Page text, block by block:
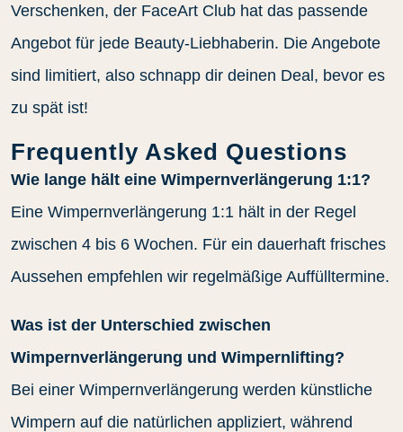
Verschenken, der FaceArt Club hat das passende
Angebot für jede Beauty-Liebhaberin. Die Angebote
sind limitiert, also schnapp dir deinen Deal, bevor es
zu spät ist!
Frequently Asked Questions
Wie lange hält eine Wimpernverlängerung 1:1?
Eine Wimpernverlängerung 1:1 hält in der Regel
zwischen 4 bis 6 Wochen. Für ein dauerhaft frisches
Aussehen empfehlen wir regelmäßige Auffülltermine.
Was ist der Unterschied zwischen
Wimpernverlängerung und Wimpernlifting?
Bei einer Wimpernverlängerung werden künstliche
Wimpern auf die natürlichen appliziert, während